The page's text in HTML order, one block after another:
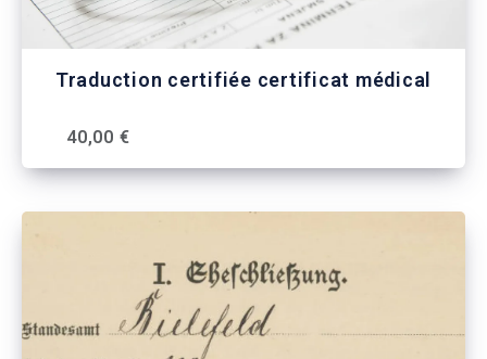
Traduction certifiée certificat médical
40,00 €